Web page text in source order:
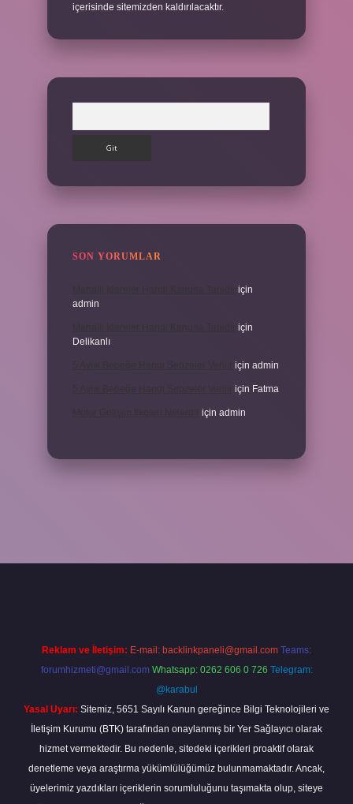
içerisinde sitemizden kaldırılacaktır.
SON YORUMLAR
için
admin
için
Delikanlı
için admin
için Fatma
için admin
Reklam ve İletişim: E-mail: backlinkpaneli@gmail.com Teams:
forumhizmeti@gmail.com Whatsapp: 0262 606 0 726 Telegram:
@karabul
Yasal Uyarı: Sitemiz, 5651 Sayılı Kanun gereğince Bilgi Teknolojileri ve
İletişim Kurumu (BTK) tarafından onaylanmış bir Yer Sağlayıcı olarak
hizmet vermektedir. Bu nedenle, sitedeki içerikleri proaktif olarak
denetleme veya araştırma yükümlülüğümüz bulunmamaktadır. Ancak,
üyelerimiz yazdıkları içeriklerin sorumluluğunu taşımakta olup, siteye